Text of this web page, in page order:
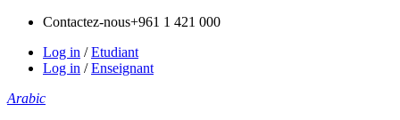
Contactez-nous+961 1 421 000
Log in /Etudiant
Log in /Enseignant
Arabic